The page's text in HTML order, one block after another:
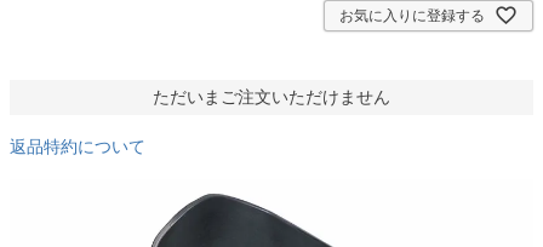
お気に入りに登録する
ただいまご注文いただけません
返品特約について